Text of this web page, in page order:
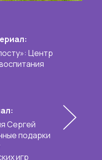
Центр
Сергей
подарки
игр